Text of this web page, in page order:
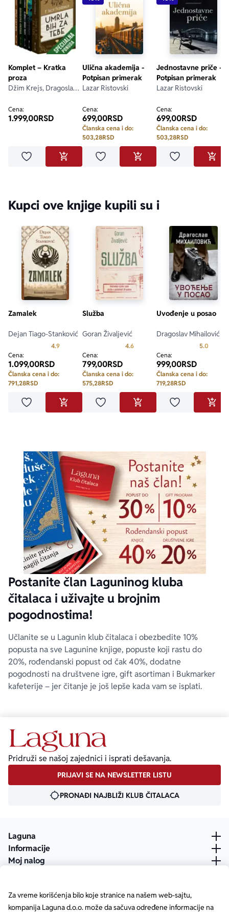
Za vreme korišćenja bilo koje stranice na našem web-sajtu,
kompanija Laguna d.o.o. može da sačuva određene informacije na
Komplet – Kratka
proza
Džim Krejs, Dragoslav
Ficdžerald, Goran
Skrobonja, Grupa
Cena:
1.999,00RSD
Dodaj u omiljeneDODAJ U KORPU
Ulična akademija -
Potpisan primerak
Lazar Ristovski
Cena:
699,00RSD
Članska cena i do:
503,28RSD
Dodaj u omiljeneDODAJ U KORPU
Jednostavne priče -
Potpisan primerak
Lazar Ristovski
Cena:
699,00RSD
Članska cena i do:
503,28RSD
Dodaj u
Kupci ove knjige kupili su i
Zamalek
Dejan Tiago-Stanković
4.9Prosecna ocena je 4.9 od 5
Cena:
1.099,00RSD
Članska cena i do:
791,28RSD
Dodaj u omiljeneDODAJ U KORPU
Služba
Goran Živaljević
4.6Prosecna ocena je 4.6 od 5
Cena:
799,00RSD
Članska cena i do:
575,28RSD
Dodaj u omiljeneDODAJ U KORPU
Uvođenje u posao
Dragoslav Mihailović
5.0
Cena:
999,00RSD
Članska cena i do:
719,28RSD
Dodaj u
Postanite član Laguninog kluba
čitalaca i uživajte u brojnim
pogodnostima!
Učlanite se u Lagunin klub čitalaca i obezbedite 10%
popusta na sve Lagunine knjige, popuste koji rastu do
20%, rođendanski popust od čak 40%, dodatne
pogodnosti na društvene igre, gift asortiman i Bukmarker
kafeterije – jer čitanje je još lepše kada vam se isplati.
Pridruži se našoj zajednici i isprati dešavanja.
PRIJAVI SE NA NEWSLETTER LISTU
PRONAĐI NAJBLIŽI KLUB ČITALACA
Laguna
Informacije
Moj nalog